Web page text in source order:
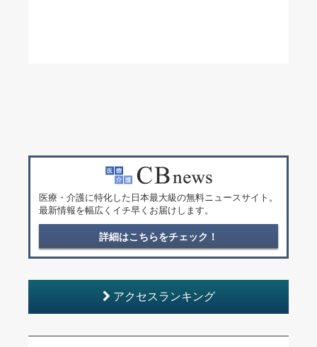
医療・介護に特化した日本最大級の無料ニュースサイト。
最新情報を幅広くイチ早くお届けします。
詳細はこちらをチェック！
アクセスランキング